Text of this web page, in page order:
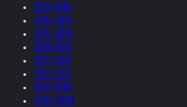
2017-2016
2016-2015
2015-2014
2014-2013
2013-2012
2012-2011
2011-2010
2010-2009